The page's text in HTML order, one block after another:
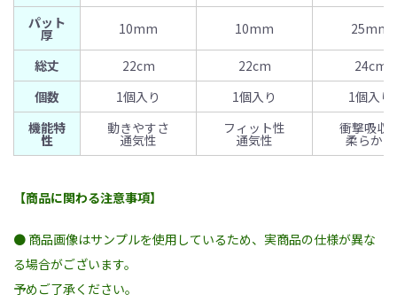
パット
厚 10mm 10mm 25mm
総丈 22cm 22cm
24cm
個数
1個入り 1個入り
1個入り
機能特
性
動きやすさ
通気性
フィット性
通気性
衝撃吸収
柔らかさ
【商品に関わる注意事項】
● 商品画像はサンプルを使用しているため、実商品の仕様が異な
る場合がございます。
予めご了承ください。